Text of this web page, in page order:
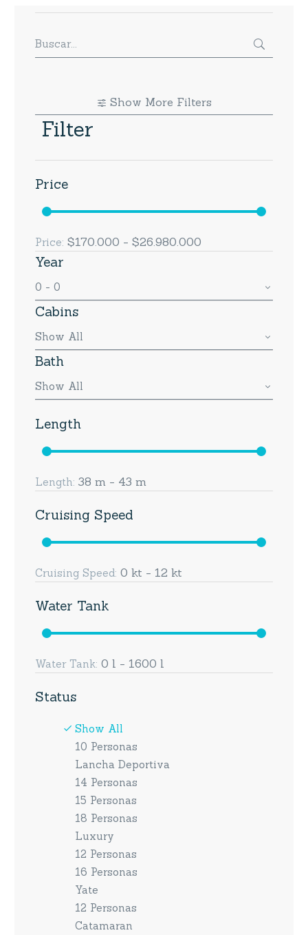
Show More Filters
Filter
Price
Price: $170.000 - $26.980.000
Year
0 - 0
Cabins
Show All
Bath
Show All
Length
Length: 38 m - 43 m
Cruising Speed
Cruising Speed: 0 kt - 12 kt
Water Tank
Water Tank: 0 l - 1600 l
Status
Show All
10 Personas
Lancha Deportiva
14 Personas
15 Personas
18 Personas
Luxury
12 Personas
16 Personas
Yate
12 Personas
Catamaran